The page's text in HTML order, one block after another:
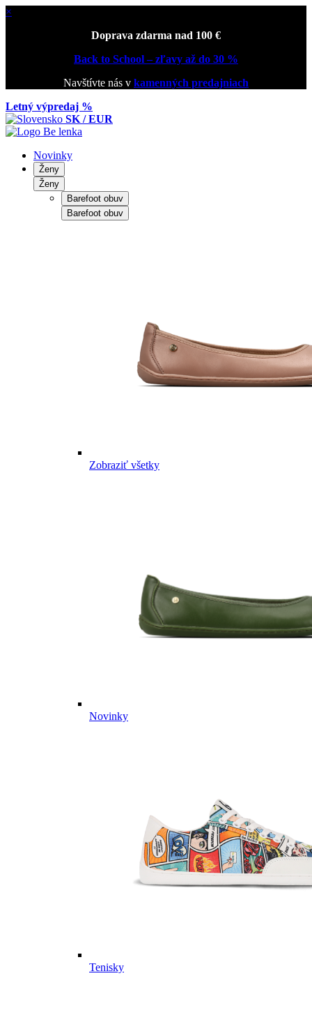
×
Doprava zdarma nad 100 €
Back to School – zľavy až do 30 %
Navštívte nás v kamenných predajniach
Letný výpredaj %
SK / EUR
Novinky
Ženy
Ženy
Barefoot obuv
Barefoot obuv
Zobraziť všetky
Novinky
Tenisky